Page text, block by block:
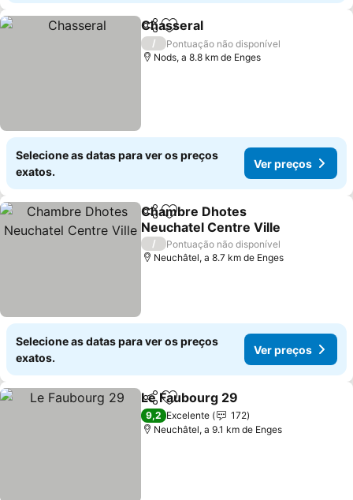
PartilharAdicionar aos favoritos
Chasseral
/
Pontuação não disponível
Nods, a 8.8 km de Enges
Selecione as datas para ver os preços
exatos.
Ver preços
PartilharAdicionar aos favoritos
Chambre Dhotes
Neuchatel Centre Ville
/
Pontuação não disponível
Neuchâtel, a 8.7 km de Enges
Selecione as datas para ver os preços
exatos.
Ver preços
PartilharAdicionar aos favoritos
Le Faubourg 29
9,2 Excelente
172
Neuchâtel, a 9.1 km de Enges